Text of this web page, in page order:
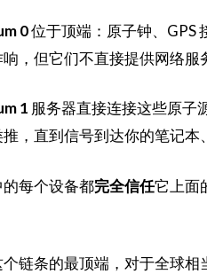
0位于顶端：原子钟、GPS
，但它们不直接提供网络服
1 服务器直接连接这些原子
，直到信号到达你的笔记本
每个设备都完全信任它上面
链条的最顶端，对于全球